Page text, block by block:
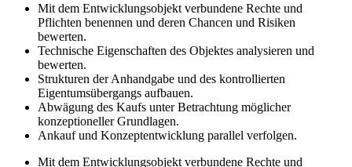
Mit dem Entwicklungsobjekt verbundene Rechte und
Pflichten benennen und deren Chancen und Risiken
bewerten.
Technische Eigenschaften des Objektes analysieren und
bewerten.
Strukturen der Anhandgabe und des kontrollierten
Eigentumsübergangs aufbauen.
Abwägung des Kaufs unter Betrachtung möglicher
konzeptioneller Grundlagen.
Ankauf und Konzeptentwicklung parallel verfolgen.
Mit dem Entwicklungsobjekt verbundene Rechte und